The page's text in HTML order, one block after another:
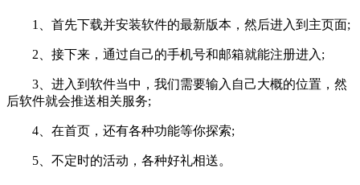
1、首先下载并安装软件的最新版本，然后进入到主页面;
2、接下来，通过自己的手机号和邮箱就能注册进入;
3、进入到软件当中，我们需要输入自己大概的位置，然
后软件就会推送相关服务;
4、在首页，还有各种功能等你探索;
5、不定时的活动，各种好礼相送。